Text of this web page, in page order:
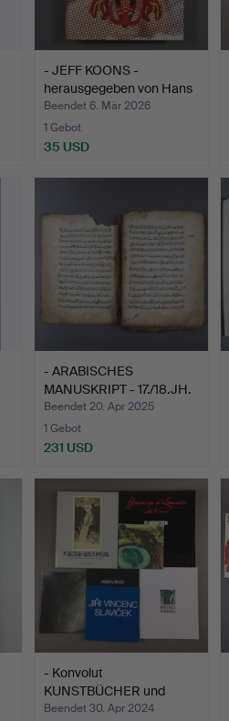
- JEFF KOONS -
herausgegeben von Hans
Wern…
Beendet 6. Mär 2026
1 Gebot
35 USD
- ARABISCHES
MANUSKRIPT - 17./18.JH.
Beendet 20. Apr 2025
1 Gebot
231 USD
- Konvolut
KUNSTBÜCHER und
Werkkataloge, 7…
Beendet 30. Apr 2024